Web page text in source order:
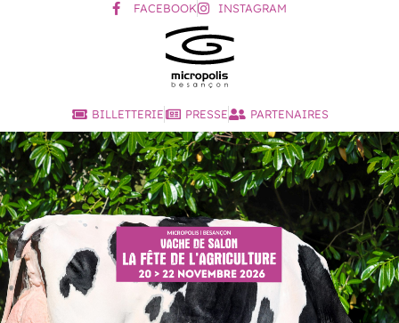
FACEBOOK INSTAGRAM
BILLETTERIE PRESSE PARTENAIRES